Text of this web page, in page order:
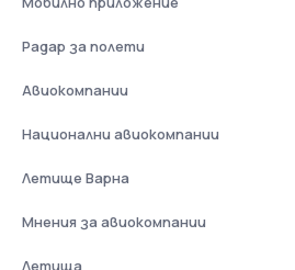
Радар за полети
Авиокомпании
Национални авиокомпании
Летище Варна
Мнения за авиокомпании
Летища